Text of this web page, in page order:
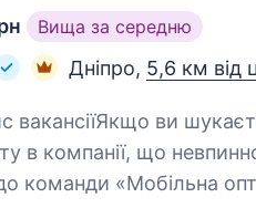
Вища за середню
Дніпро, 5,6 км від
в компанії, що
команди «Мобільна